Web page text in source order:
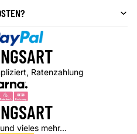
Ratenzahlung
vieles mehr...